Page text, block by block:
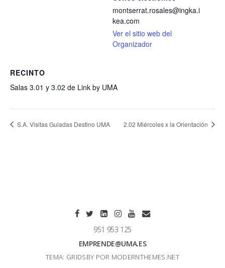
montserrat.rosales@ingka.i
kea.com
Ver el sitio web del
Organizador
RECINTO
Salas 3.01 y 3.02 de Link by UMA
S.A. Visitas Guiadas Destino UMA 2.02 Miércoles x la Orientación
951 953 125
EMPRENDE@UMA.ES
TEMA: GRIDSBY POR MODERNTHEMES.NET